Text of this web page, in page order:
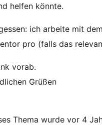
helfen könnte.
ich arbeite mit
pro (falls das
vorab.
Grüßen
Thema wurde vor 4